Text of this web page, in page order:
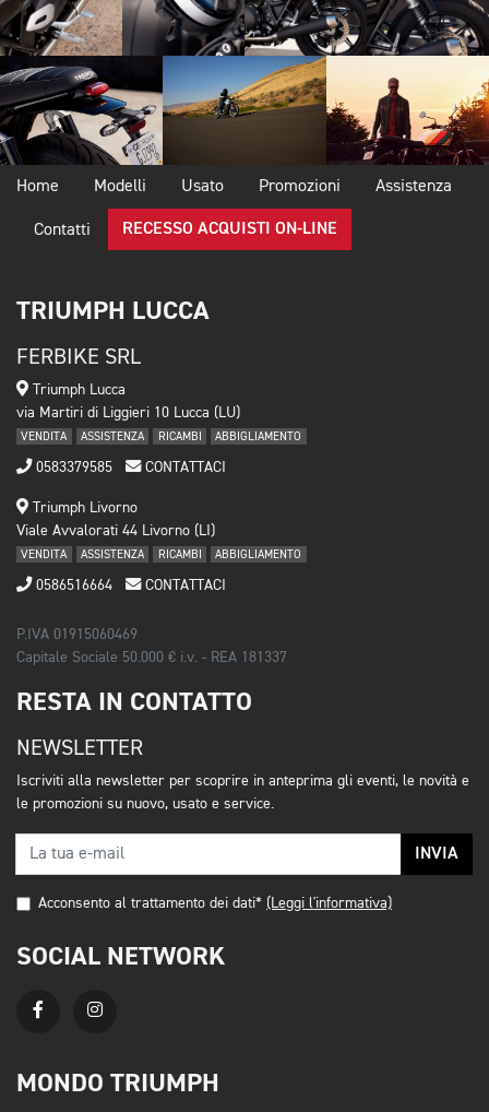
Home Modelli Usato Promozioni Assistenza
Contatti RECESSO ACQUISTI ON-LINE
TRIUMPH LUCCA
FERBIKE SRL
Triumph Lucca
via Martiri di Liggieri 10 Lucca (LU)
VENDITA ASSISTENZA RICAMBI ABBIGLIAMENTO
0583379585 CONTATTACI
Triumph Livorno
Viale Avvalorati 44 Livorno (LI)
VENDITA ASSISTENZA RICAMBI ABBIGLIAMENTO
0586516664 CONTATTACI
P.IVA 01915060469
Capitale Sociale 50.000 € i.v. - REA 181337
RESTA IN CONTATTO
NEWSLETTER
Iscriviti alla newsletter per scoprire in anteprima gli eventi, le novità e
le promozioni su nuovo, usato e service.
INVIA
Acconsento al trattamento dei dati* (Leggi l'informativa)
SOCIAL NETWORK
MONDO TRIUMPH